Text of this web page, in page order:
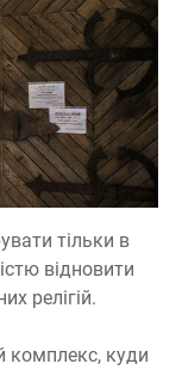
тільки в
відновити
релігій.
комплекс, куди